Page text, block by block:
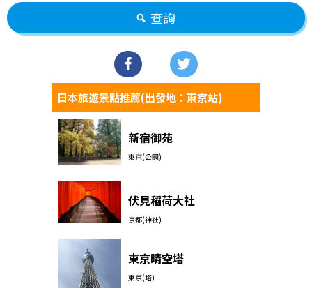
查詢
日本旅遊景點推薦(出發地：東京站)
新宿御苑
東京(公園)
伏見稻荷大社
京都(神社)
東京晴空塔
東京(塔)